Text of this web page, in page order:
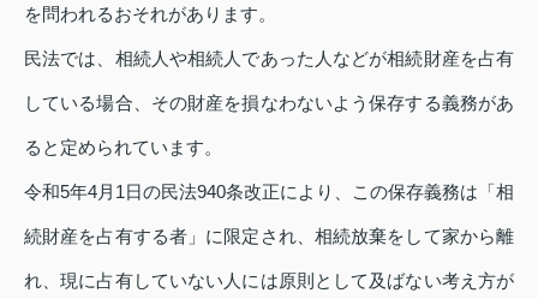
を問われるおそれがあります。
民法では、相続人や相続人であった人などが相続財産を占有
している場合、その財産を損なわないよう保存する義務があ
ると定められています。
令和5年4月1日の民法940条改正により、この保存義務は「相
続財産を占有する者」に限定され、相続放棄をして家から離
れ、現に占有していない人には原則として及ばない考え方が